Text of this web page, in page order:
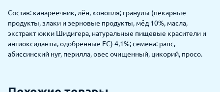
Состав: канареечник, лён, конопля; гранулы (пекарные
продукты, злаки и зерновые продукты, мёд 10%, масла,
экстракт юкки Шидигера, натуральные пищевые красители и
антиоксиданты, одобренные ЕС) 4,1%; семена: рапс,
абиссинский нуг, перилла, овес очищенный, цикорий, просо.